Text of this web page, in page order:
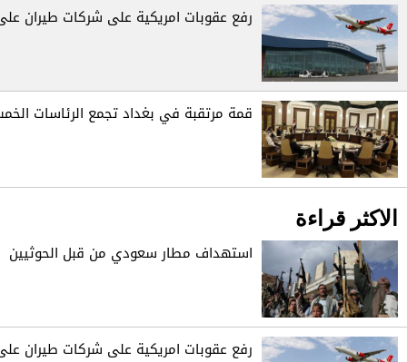
رفع عقوبات امريكية على شركات طيران
قمة مرتقبة في بغداد تجمع الرئاسات
الاكثر قراءة
استهداف مطار سعودي من قبل الحوثيين
رفع عقوبات امريكية على شركات طيران